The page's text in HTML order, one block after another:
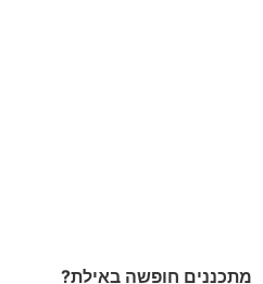
מתכננים חופשה באילת?